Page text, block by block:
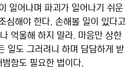
일어나며 파괴가 일어나기 쉬운
심해야 한다. 손해볼 일이 있다고
억울해 하지 말라. 마음만 상한
일도 그러려니 하며 담담하게 받
함도 필요한 법이다.